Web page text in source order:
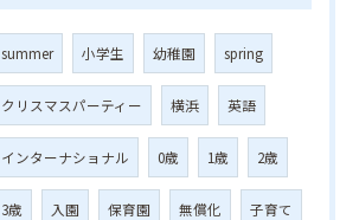
summer 小学生 幼稚園 spring
クリスマスパーティー 横浜 英語
インターナショナル 0歳 1歳 2歳
3歳 入園 保育園 無償化 子育て